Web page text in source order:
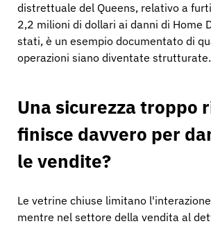
distrettuale del Queens, relativo a
2,2 milioni di dollari ai danni di Home
stati, è un esempio documentato di
operazioni siano diventate strutturate.
Una sicurezza troppo
finisce davvero per
le vendite?
Le vetrine chiuse limitano
mentre nel settore della vendita al